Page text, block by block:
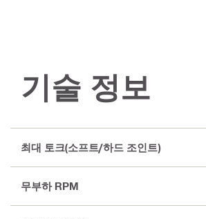
기술 정보
최대 토크(소프트/하드 조인트)
무부하 RPM